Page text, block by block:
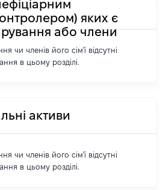
яких є
або члени
чи членів його сім'ї відсутні
в цьому розділі.
активи
чи членів його сім'ї відсутні
в цьому розділі.